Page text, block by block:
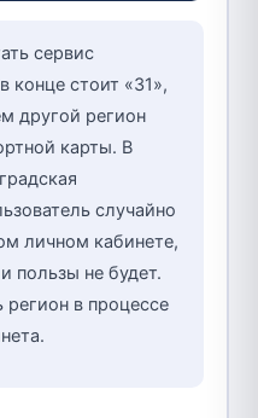
сервис
конце стоит «31»,
другой регион
карты. В
случайно
личном кабинете,
пользы не будет.
в процессе